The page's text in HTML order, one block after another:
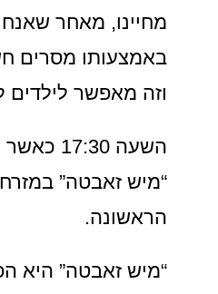
מחיינו, מאחר
באמצעותו מסרים
וזה מאפשר לילדים
השעה
“מיש זאבטה”
הראשונה.
“מיש זאבטה” היא